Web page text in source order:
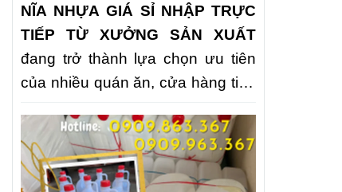
NĨA NHỰA GIÁ SỈ NHẬP TRỰC
TIẾP TỪ XƯỞNG SẢN XUẤT
đang trở thành lựa chọn ưu tiên
của nhiều quán ăn, cửa hàng tiện
đại lý kinh doanh. Không chỉ giúp
tối ưu chi phí, nguồn cung trực
tiếp còn đảm bảo giá thành cạnh